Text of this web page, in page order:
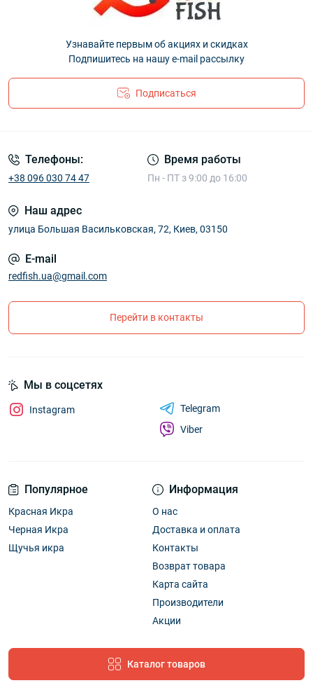
Узнавайте первым об акциях и скидках
Подпишитесь на нашу e-mail рассылку
Подписаться
Телефоны:
+38 096 030 74 47
Время работы
Пн - ПТ з 9:00 до 16:00
Наш адрес
улица Большая Васильковская, 72, Киев, 03150
E-mail
redfish.ua@gmail.com
Перейти в контакты
Популярное
Красная Икра
Черная Икра
Щучья икра
Информация
О нас
Доставка и оплата
Контакты
Возврат товара
Карта сайта
Производители
Акции
Каталог товаров
Мы в соцсетях
Instagram
Telegram
Viber